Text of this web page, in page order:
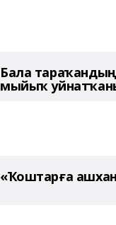
Бала тараҡандың
мыйыҡ
«Ҡоштарға